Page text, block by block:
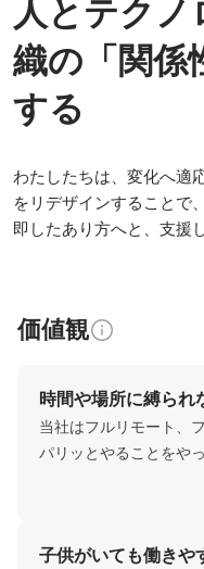
人とテクノ
織の「関係
する
わたしたちは、変化へ適
をリデザインすることで
即したあり方へと、支援
価値観
時間や場所に縛られ
当社はフルリモート、
パリッとやることをや
子供がいても働きや